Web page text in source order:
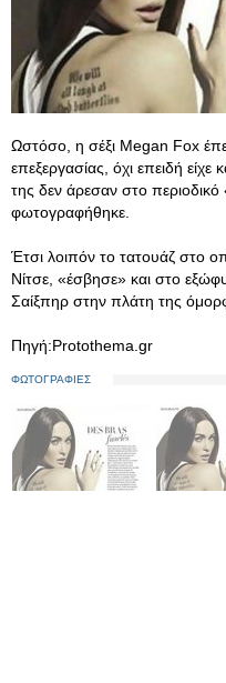
Ωστόσο, η σέξι Megan Fox
επεξεργασίας, όχι επειδή είχε
της δεν άρεσαν στο
φωτογραφήθηκε.
Έτσι λοιπόν το τατουάζ στο
Νίτσε, «έσβησε» και στο
Σαίξπηρ στην πλάτη της
Πηγή:Protothema.gr
ΦΩΤΟΓΡΑΦΙΕΣ